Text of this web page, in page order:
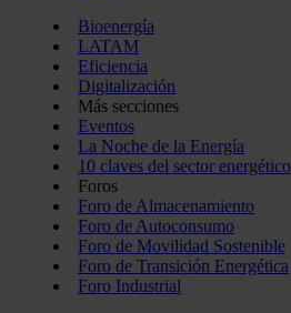
Bioenergía
LATAM
Eficiencia
Digitalización
Más secciones
Eventos
La Noche de la Energía
10 claves del sector energético
Foros
Foro de Almacenamiento
Foro de Autoconsumo
Foro de Movilidad Sostenible
Foro de Transición Energética
Foro Industrial